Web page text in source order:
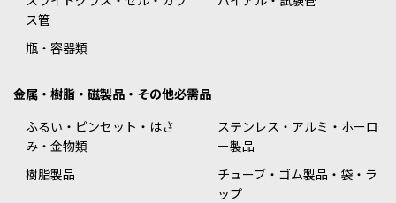
ス管
瓶・容器類
金属・樹脂・磁製品・その他必需品
ふるい・ピンセット・はさ
み・金物類
ステンレス・アルミ・ホーロ
ー製品
樹脂製品
チューブ・ゴム製品・袋・ラ
ップ